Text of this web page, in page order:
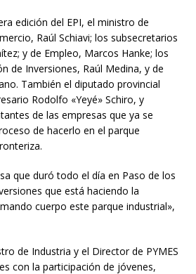
edición del EPI, el ministro de
Raúl Schiavi; los subsecretarios
y de Empleo, Marcos Hanke; los
de Inversiones, Raúl Medina, y de
También el diputado provincial
Rodolfo «Yeyé» Schiro, y
de las empresas que ya se
de hacerlo en el parque
que duró todo el día en Paso de los
que está haciendo la
cuerpo este parque industrial»,
de Industria y el Director de PYMES
con la participación de jóvenes,